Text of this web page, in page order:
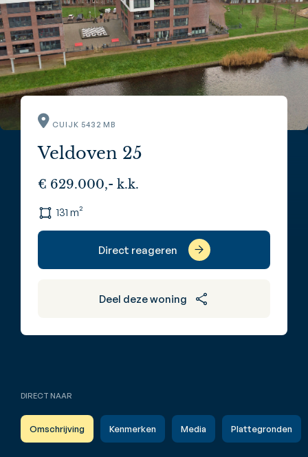
CUIJK 5432 MB
Veldoven 25
€ 629.000,- k.k.
131 m²
Direct reageren
Deel deze woning
DIRECT NAAR
Omschrijving Kenmerken Media Plattegronden